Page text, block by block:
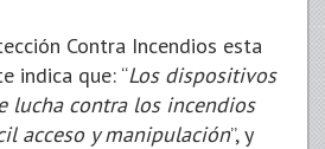
Contra Incendios esta
indica que: “Los dispositivos
lucha contra los incendios
acceso y manipulación”, y